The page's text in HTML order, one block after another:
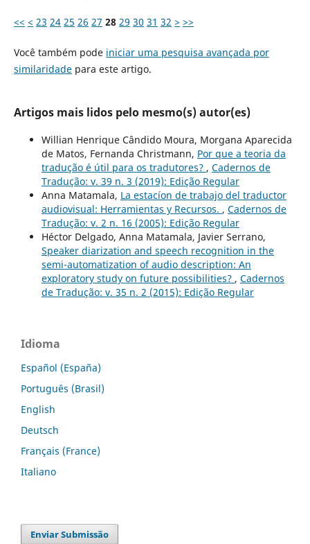
<< < 23 24 25 26 27 28 29 30 31 32 > >>
Você também pode iniciar uma pesquisa avançada por
similaridadepara este artigo.
Artigos mais lidos pelo mesmo(s) autor(es)
Willian Henrique Cândido Moura, Morgana Aparecida
de Matos, Fernanda Christmann, Por que a teoria da
tradução é útil para os tradutores? , Cadernos de
Tradução: v. 39 n. 3 (2019): Edição Regular
Anna Matamala, La estacíon de trabajo del traductor
audiovisual: Herramientas y Recursos. , Cadernos de
Tradução: v. 2 n. 16 (2005): Edição Regular
Héctor Delgado, Anna Matamala, Javier Serrano,
Speaker diarization and speech recognition in the
semi-automatization of audio description: An
exploratory study on future possibilities? , Cadernos
de Tradução: v. 35 n. 2 (2015): Edição Regular
Idioma
Español (España)
Português (Brasil)
English
Deutsch
Français (France)
Italiano
Enviar Submissão